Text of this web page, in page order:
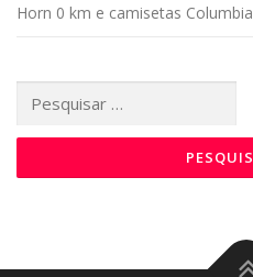
Horn 0 km e camisetas Columbia
por: